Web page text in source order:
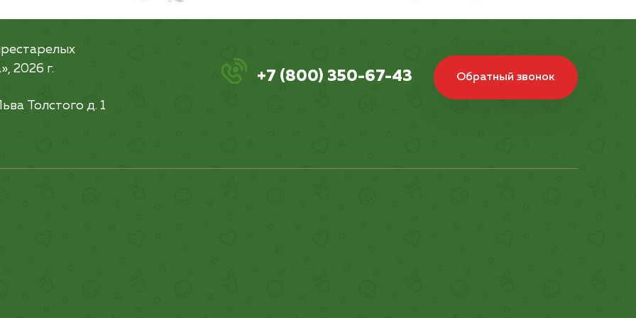
2026 г.
Толстого д. 1
+7 (800) 350-67-43 Обратный звонок